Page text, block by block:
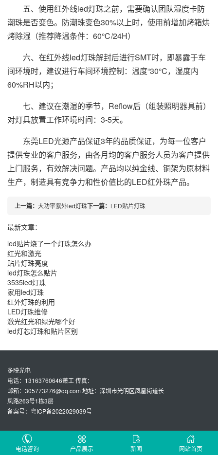
五、使用红外线led灯珠之前，需要确认团队湿度卡防
潮珠是否变色。防潮珠变色30%以上时，使用前增加烤箱烘
烤除湿（推荐降温条件：60℃/24H）
六、在红外线led灯珠解封后进行SMT时，即暴露于车
间环境时，建议进行车间环境控制：温度“30°C，湿度内
60%RH以内；
七、建议在潮湿的季节，Reflow后（组装照明器具前）
对灯具放置工作环境时间：3-5天。
东莞LED光源产品保证3年的品质保证，为每一位客户
提供专业的客户服务，由各月均的客户服务人员为客户提供
上门服务，有效解决问题。产品均以纯金线、铜架为原材料
生产，制造具有竞争力和性价值比的LED红外珠产品。
上一篇： 大功率紫外led灯珠下一篇： LED贴片灯珠
最新文章：
led贴片烧了一个灯珠怎么办
红光和激光
贴片灯珠亮度
led灯珠怎么贴片
3535led灯珠
家用led灯珠
红外灯珠的利用
LED灯珠维修
激光红光和绿光哪个好
led灯芯灯珠和贴片区别
多映光电
电话：13163760646萧工 传真：
邮箱：305773276@qq.com 地址：深圳市光明区凤凰街道长
凤路263号1栋3层
备案号：粤ICP备2022029039号
电话咨询 产品展示 新闻 网站首页